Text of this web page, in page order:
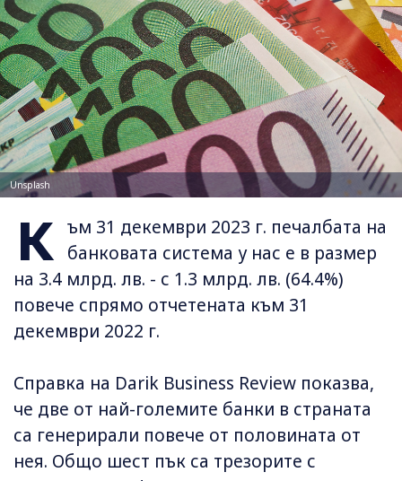
Unsplash
К ъм 31 декември 2023 г. печалбата на
банковата система у нас е в размер
на 3.4 млрд. лв. - с 1.3 млрд. лв. (64.4%)
повече спрямо отчетената към 31
декември 2022 г.
Справка на Darik Business Review показва,
че две от най-големите банки в страната
са генерирали повече от половината от
нея. Общо шест пък са трезорите с